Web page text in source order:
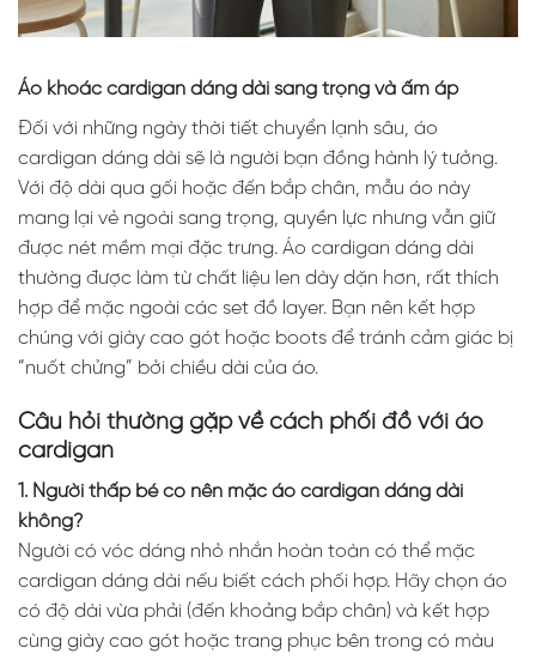
Áo khoác cardigan dáng dài sang trọng và ấm áp
Đối với những ngày thời tiết chuyển lạnh sâu, áo
cardigan dáng dài sẽ là người bạn đồng hành lý tưởng.
Với độ dài qua gối hoặc đến bắp chân, mẫu áo này
mang lại vẻ ngoài sang trọng, quyền lực nhưng vẫn giữ
được nét mềm mại đặc trưng. Áo cardigan dáng dài
thường được làm từ chất liệu len dày dặn hơn, rất thích
hợp để mặc ngoài các set đồ layer. Bạn nên kết hợp
chúng với giày cao gót hoặc boots để tránh cảm giác bị
“nuốt chửng” bởi chiều dài của áo.
Câu hỏi thường gặp về cách phối đồ với áo
cardigan
1. Người thấp bé có nên mặc áo cardigan dáng dài
không?
Người có vóc dáng nhỏ nhắn hoàn toàn có thể mặc
cardigan dáng dài nếu biết cách phối hợp. Hãy chọn áo
có độ dài vừa phải (đến khoảng bắp chân) và kết hợp
cùng giày cao gót hoặc trang phục bên trong có màu